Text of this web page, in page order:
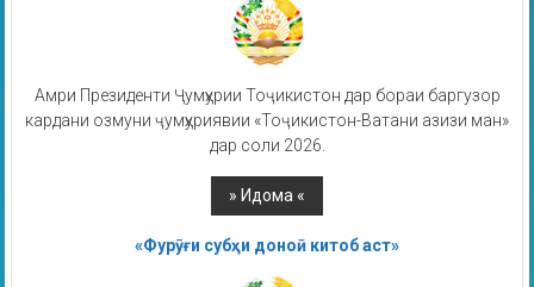
Амри Президенти Ҷумҳурии Тоҷикистон дар бораи баргузор
кардани озмуни ҷумҳуриявии «Тоҷикистон-Ватани азизи ман»
дар соли 2026.
«Фурӯғи субҳи доноӣ китоб аст»